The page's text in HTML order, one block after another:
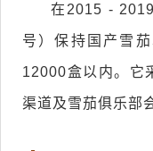
在2015 -
号）保持国产雪
12000盒以内。它
渠道及雪茄俱乐部